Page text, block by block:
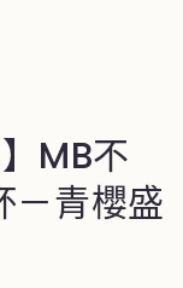
MB不
－青櫻盛